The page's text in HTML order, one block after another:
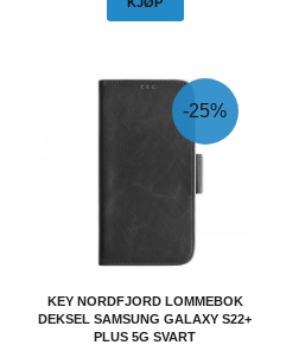
KEY NORDFJORD LOMMEBOK
DEKSEL SAMSUNG GALAXY S22+
PLUS 5G SVART
-25%